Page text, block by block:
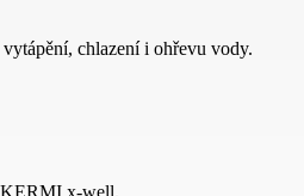
chlazení i ohřevu vody.
KERMI x-well.